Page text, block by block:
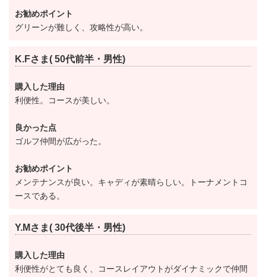
フプレーも可能です。
グレンジをはじめ、アプローチ・バンカーの練習場を
プレー前の準備運動やラウンド後の調整にお役立てく
クラブハウスは石造りの門柱がギリシャの神殿を思わ
せるデザイン。
格調高いクラブハウスに一歩足を踏み入れると、広々
としたエントランスと吹き抜けの天井が開放的な雰囲
館内にはプレーを楽しまれた後の疲れを癒す浴室には
ジェットバス、汗を流してスカッと爽快な気分になれ
るサウナを完備。
お勧めポイント
グリーンが難しく、攻略性が高い。
K.Fさま( 50代前半・男性)
購入した理由
利便性。コースが美しい。
良かった点
ゴルフ仲間が広がった。
お勧めポイント
メンテナンスが良い。キャディが素晴らしい。トーナメントコ
ースである。
Y.Mさま( 30代後半・男性)
購入した理由
利便性がとても良く、コースレイアウトがダイナミックで仲間